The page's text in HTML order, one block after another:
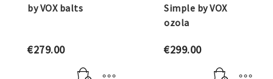
by VOX balts
€279.00
Simple by VOX
ozola
€299.00